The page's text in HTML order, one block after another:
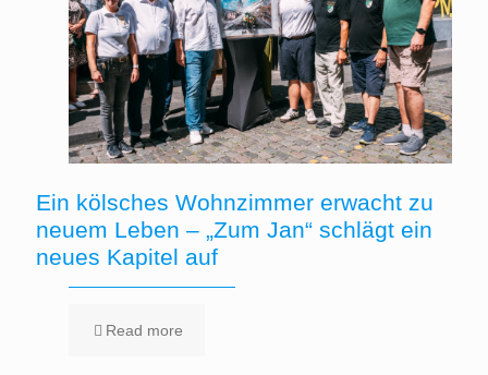
Ein kölsches Wohnzimmer erwacht zu
neuem Leben – „Zum Jan“ schlägt ein
neues Kapitel auf
Read more